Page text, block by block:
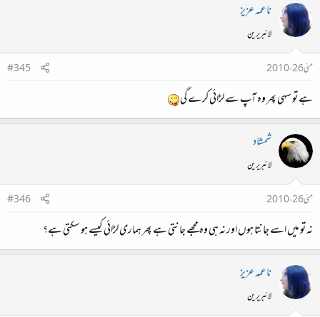
ناعمہ عزیز
لائبریرین
مئی 26، 2010
#345
ہے تو سہی پھر وہ آپ سے لڑائی کرے گی
شمشاد
لائبریرین
مئی 26، 2010
#346
نہ تو میں اسے جانتا ہوں اور نہ ہی وہ مجھے جانتی ہے پھر ہماری لڑائی کیسے ہو سکتی ہے؟
ناعمہ عزیز
لائبریرین